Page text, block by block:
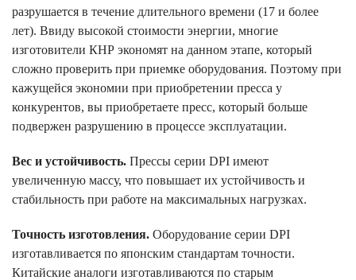
разрушается в течение длительного времени (17 и более
лет). Ввиду высокой стоимости энергии, многие
изготовители КНР экономят на данном этапе, который
сложно проверить при приемке оборудования. Поэтому при
кажущейся экономии при приобретении пресса у
конкурентов, вы приобретаете пресс, который больше
подвержен разрушению в процессе эксплуатации.
Вес и устойчивость. Прессы серии DPI имеют
увеличенную массу, что повышает их устойчивость и
стабильность при работе на максимальных нагрузках.
Точность изготовления. Оборудование серии DPI
изготавливается по японским стандартам точности.
Китайские аналоги изготавливаются по старым